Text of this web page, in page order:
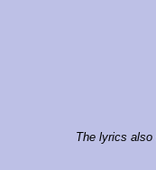
The lyrics also